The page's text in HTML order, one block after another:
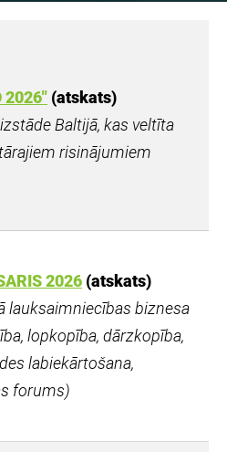
2026" (atskats)
Baltijā, kas veltīta
risinājumiem
2026 (atskats)
lauksaimniecības biznesa
lopkopība, dārzkopība,
labiekārtošana,
forums)